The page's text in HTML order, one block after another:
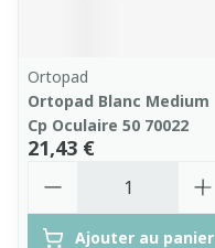
Ortopad
Ortopad Blanc Medium
Cp Oculaire 50 70022
21,43 €
Ajouter au panier